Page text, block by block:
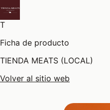
T
Ficha de producto
TIENDA MEATS (LOCAL)
Volver al sitio web